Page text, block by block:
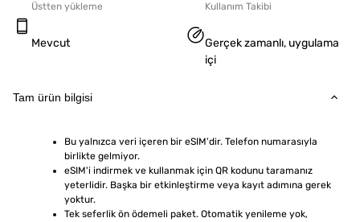
Üstten yükleme
Mevcut
Kullanım Takibi
Gerçek zamanlı, uygulama
içi
Tam ürün bilgisi
Bu yalnızca veri içeren bir eSIM'dir. Telefon numarasıyla
birlikte gelmiyor.
eSIM'i indirmek ve kullanmak için QR kodunu taramanız
yeterlidir. Başka bir etkinleştirme veya kayıt adımına gerek
yoktur.
Tek seferlik ön ödemeli paket. Otomatik yenileme yok,